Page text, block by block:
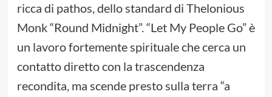
ricca di pathos, dello standard di Thelonious
Monk “Round Midnight”. “Let My People Go” è
un lavoro fortemente spirituale che cerca un
contatto diretto con la trascendenza
recondita, ma scende presto sulla terra “a